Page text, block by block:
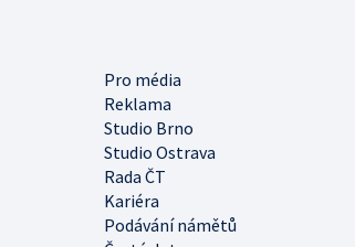
Pro média
Reklama
Studio Brno
Studio Ostrava
Rada ČT
Kariéra
Podávání námětů